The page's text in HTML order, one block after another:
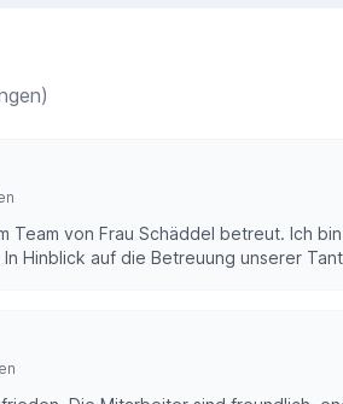
Team von Frau Schäddel betreut. Ich
Hinblick auf die Betreuung unserer